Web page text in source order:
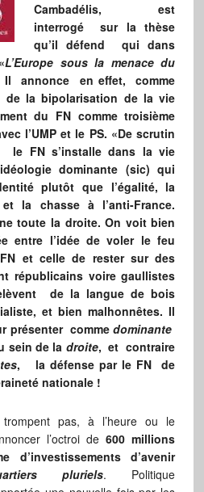
Cambadélis, est
interrogé sur la thèse
qu’il défend qui dans
L’Europe sous la menace du
annonce en effet, comme
la bipolarisation de la vie
du FN comme troisième
l’UMP et le PS. «De scrutin
le FN s’installe dans la vie
dominante (sic) qui
plutôt que l’égalité, la
la chasse à l’anti-France.
toute la droite. On voit bien
entre l’idée de voler le feu
et celle de rester sur des
républicains voire gaullistes
de la langue de bois
et bien malhonnêtes. Il
présenter commedominante
sein de la droite, et contraire
, la défense par le FN de
nationale !
pas, à l’heure ou le
l’octroi de600 millions
d’investissements d’avenir
pluriels. Politique